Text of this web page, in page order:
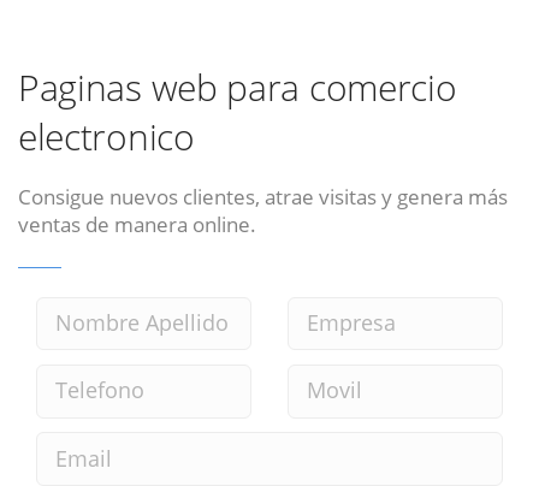
Paginas web para comercio
electronico
Consigue nuevos clientes, atrae visitas y genera más
ventas de manera online.